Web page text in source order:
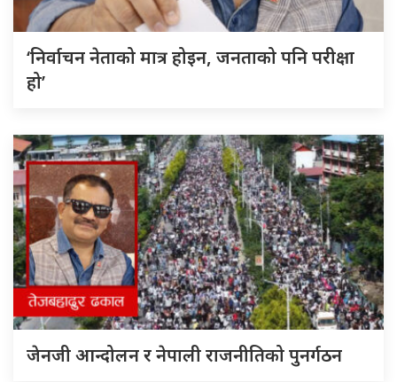
‘निर्वाचन नेताको मात्र होइन, जनताको पनि परीक्षा
हो’
जेनजी आन्दोलन र नेपाली राजनीतिको पुनर्गठन